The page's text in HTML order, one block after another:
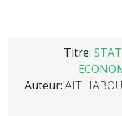
Titre:
Auteur: AIT